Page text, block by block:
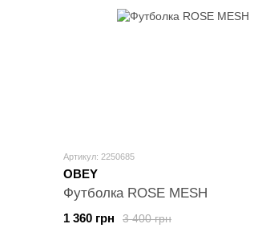
Артикул: 2250685
OBEY
Футболка ROSE MESH
3 400 грн
1 360 грн